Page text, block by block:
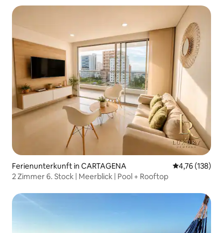
Ferienunterkunft in CARTAGENA
4,76 (138)
2 Zimmer 6. Stock | Meerblick | Pool + Rooftop